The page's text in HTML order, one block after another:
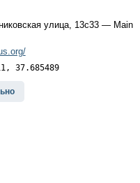
улица, 13с33 — Main
37.685489